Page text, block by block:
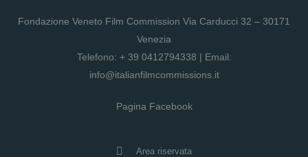
Fondazione Veneto Film Commission Via Carducci 32 – 30171
Venezia
Telefono: + 39 0412794338 | Email:
info@italianfilmcommissions.it
Pagina Facebook
Area riservata